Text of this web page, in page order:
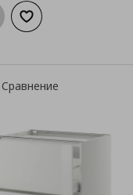
στο καλάθι
Добави към
Сравнение